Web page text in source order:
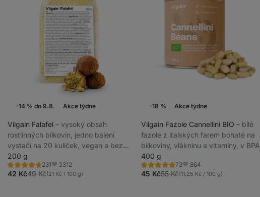
-14 % do 9.8. Akce týdne
Vilgain Falafel ⁠–⁠ vysoký obsah
rostlinných bílkovin, jedno balení
vystačí na 20 kuliček, vegan a bez
lepku
200 g
231
Hodnocení
4.7/5,
Oblíbené
2312
42 Kč49 Kč(21 Kč / 100 g)
-18 % Akce týdne
Vilgain Fazole Cannellini BIO ⁠–⁠ bílé
fazole z italských farem bohaté na
bílkoviny, vlákninu a vitaminy, v BPA
NI FREE plechovce
400 g
73
Hodnocení
4.9/5,
Oblíbené
864
45 Kč55 Kč(11,25 Kč / 100 g)